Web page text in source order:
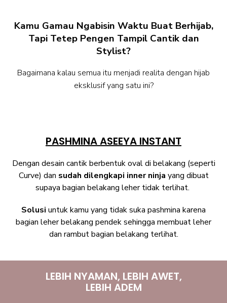
Kamu Gamau Ngabisin Waktu Buat Berhijab,
Tapi Tetep Pengen Tampil Cantik dan
Stylist?
Bagaimana kalau semua itu menjadi realita dengan hijab
eksklusif yang satu ini?
PASHMINA ASEEYA INSTANT
Dengan desain cantik berbentuk oval di belakang (seperti
Curve) dan sudah dilengkapi inner ninja yang dibuat
supaya bagian belakang leher tidak terlihat.
Solusi untuk kamu yang tidak suka pashmina karena
bagian leher belakang pendek sehingga membuat leher
dan rambut bagian belakang terlihat.
LEBIH NYAMAN, LEBIH AWET,
LEBIH ADEM